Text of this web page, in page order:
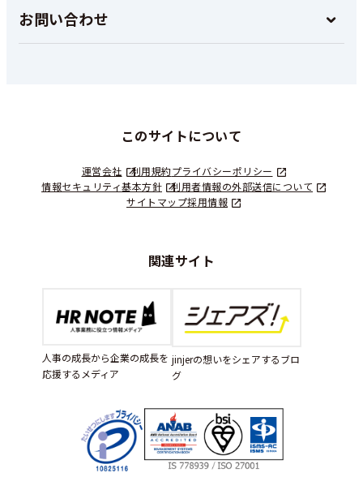
お問い合わせ
このサイトについて
運営会社 利用規約プライバシーポリシー
情報セキュリティ基本方針
利用者情報の外部送信について
サイトマップ採用情報
関連サイト
人事の成長から企業の成長を
応援するメディア
jinjerの想いをシェアするブロ
グ